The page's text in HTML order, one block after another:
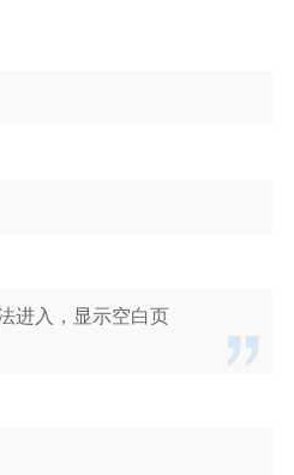
进入，显示空白页